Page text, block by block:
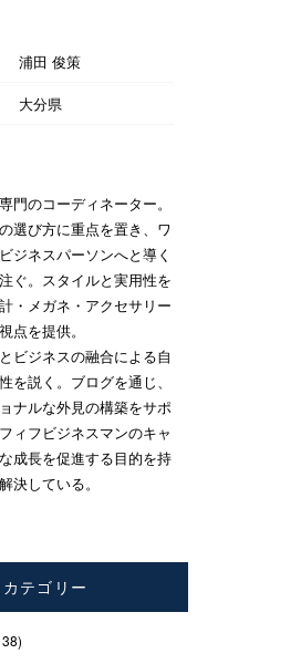
浦田 俊策
大分県
門のコーディネーター。
選び方に重点を置き、ワ
ジネスパーソンへと導く
ぐ。スタイルと実用性を
・メガネ・アクセサリー
点を提供。
ビジネスの融合による自
を説く。ブログを通じ、
ナルな外見の構築をサポ
ィフビジネスマンのキャ
成長を促進する目的を持
決している。
カテゴリー